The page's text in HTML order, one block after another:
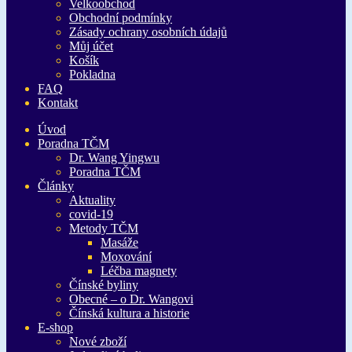
Velkoobchod
Obchodní podmínky
Zásady ochrany osobních údajů
Můj účet
Košík
Pokladna
FAQ
Kontakt
Úvod
Poradna TČM
Dr. Wang Yingwu
Poradna TČM
Články
Aktuality
covid-19
Metody TČM
Masáže
Moxování
Léčba magnety
Čínské byliny
Obecné – o Dr. Wangovi
Čínská kultura a historie
E-shop
Nové zboží